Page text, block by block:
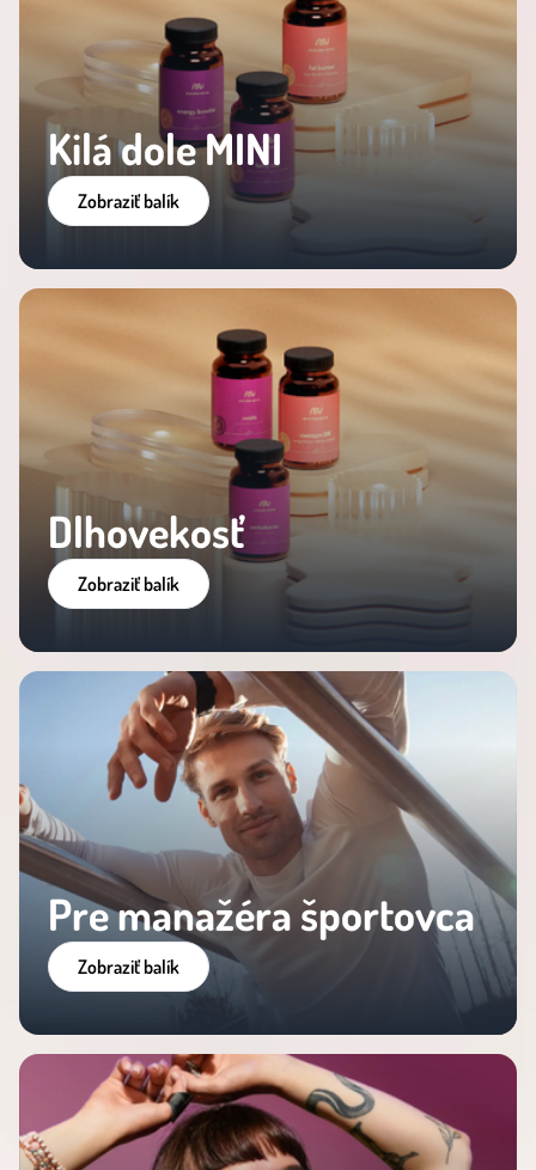
Kilá dole MINI
Zobraziť balík
Dlhovekosť
Zobraziť balík
Pre manažéra športovca
Zobraziť balík